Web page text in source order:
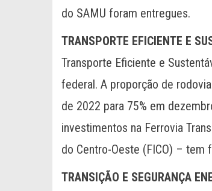
do SAMU foram entregues.
TRANSPORTE EFICIENTE E
Transporte Eficiente e
federal. A proporção de
de 2022 para 75% em
investimentos na Ferrovia
do Centro-Oeste (FICO) – tem
TRANSIÇÃO E SEGURANÇA